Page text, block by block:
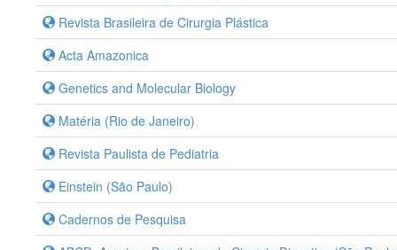
Revista Brasileira de Cirurgia Plástica
Acta Amazonica
Genetics and Molecular Biology
Matéria (Rio de Janeiro)
Revista Paulista de Pediatria
Einstein (São Paulo)
Cadernos de Pesquisa